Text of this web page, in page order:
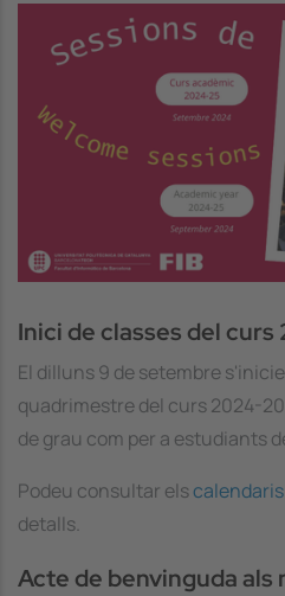
Inici de classes del
El dilluns 9 de setembre
quadrimestre del curs 2024-
de grau com per a estudiants
Podeu consultar els
detalls.
Acte de benvinguda als